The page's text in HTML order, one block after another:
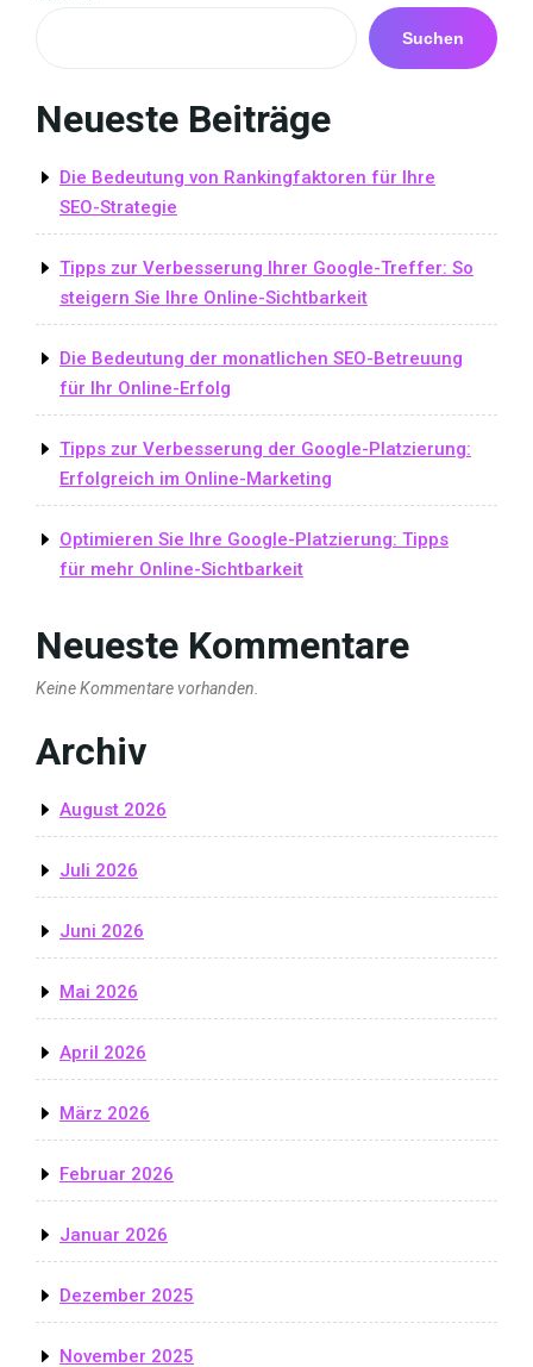
Suchen
Neueste Beiträge
Die Bedeutung von Rankingfaktoren für Ihre
SEO-Strategie
Tipps zur Verbesserung Ihrer Google-Treffer: So
steigern Sie Ihre Online-Sichtbarkeit
Die Bedeutung der monatlichen SEO-Betreuung
für Ihr Online-Erfolg
Tipps zur Verbesserung der Google-Platzierung:
Erfolgreich im Online-Marketing
Optimieren Sie Ihre Google-Platzierung: Tipps
für mehr Online-Sichtbarkeit
Neueste Kommentare
Keine Kommentare vorhanden.
Archiv
August 2026
Juli 2026
Juni 2026
Mai 2026
April 2026
März 2026
Februar 2026
Januar 2026
Dezember 2025
November 2025